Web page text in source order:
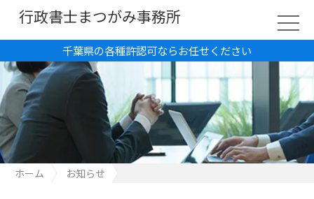
千葉県の各種許認可ならお任せください
行政書士まつがみ事務所
ホーム
お知らせ